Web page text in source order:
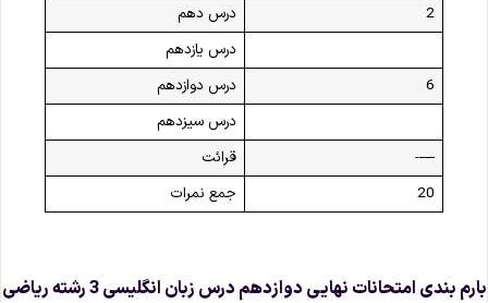
2
درس دهم
درس یازدهم
6
درس دوازدهم
درس سیزدهم
—-
قرائت
20
جمع نمرات
بندی امتحانات نهایی دوازدهم درس زبان انگلیسی 3 رشته ریاضی